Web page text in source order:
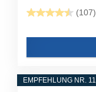
(107)
EMPFEHLUNG NR. 11